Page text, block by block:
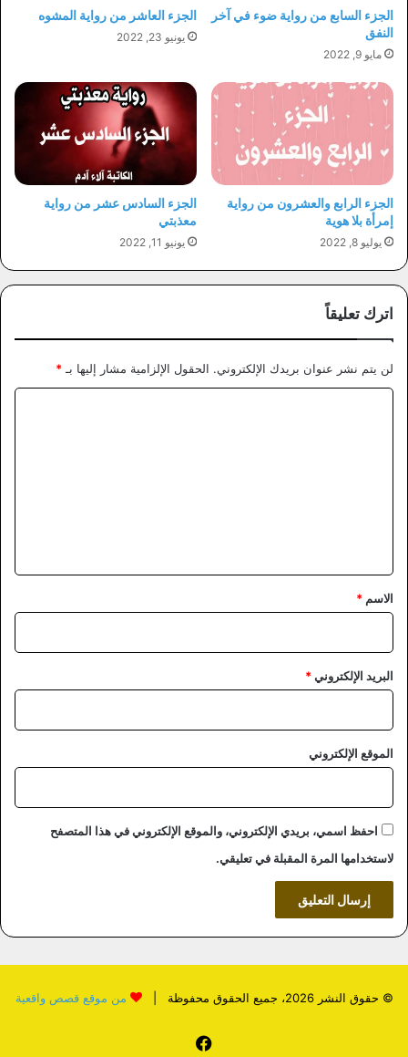
الجزء السابع من رواية ضوء في آخر
النفق
مايو 9, 2022
الجزء العاشر من رواية المشوه
يونيو 23, 2022
الجزء الرابع والعشرون من رواية
إمرأة بلا هوية
يوليو 8, 2022
الجزء السادس عشر من رواية
معذبتي
يونيو 11, 2022
اترك تعليقاً
لن يتم نشر عنوان بريدك الإلكتروني. الحقول الإلزامية مشار إليها بـ *
*
الاسم *
البريد الإلكتروني*
الموقع الإلكتروني
احفظ اسمي، بريدي الإلكتروني، والموقع الإلكتروني في هذا المتصفح
لاستخدامها المرة المقبلة في تعليقي.
© حقوق النشر 2026، جميع الحقوق محفوظة | من موقع قصص واقعية